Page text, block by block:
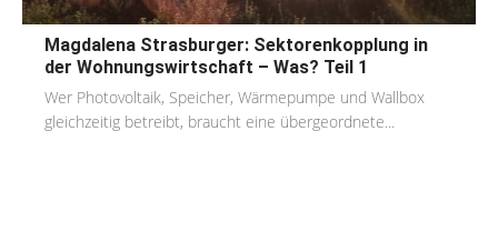
Magdalena Strasburger: Sektorenkopplung in
der Wohnungswirtschaft – Was? Teil 1
Wer Photovoltaik, Speicher, Wärmepumpe und Wallbox
gleichzeitig betreibt, braucht eine übergeordnete...